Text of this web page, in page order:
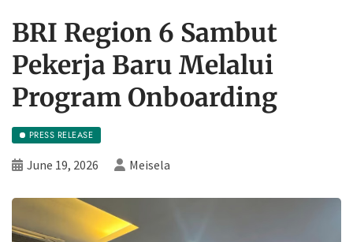
BRI Region 6 Sambut
Pekerja Baru Melalui
Program Onboarding
PRESS RELEASE
June 19, 2026 Meisela